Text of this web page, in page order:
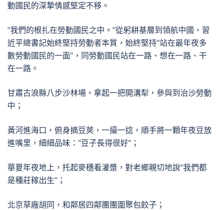
動國民的深摯情感堅定不移。
“我們的根扎在勞動國民之中。”從躬耕基層到領航中國，習
近平總書記始終堅持勞動者本質，始終堅持“站在最年夜多
數勞動國民的一面”，同勞動國民站在一路、想在一路、干
在一路。
甘肅古浪縣八步沙林場，拿起一把開溝犁，參與到治沙勞動
中；
黃河進海口，俯身摘豆莢，一撮一捻，順手將一顆年夜豆放
進嘴里，細細品味：“豆子長得很好”；
華夏年夜地上，托起麥穗看灌漿，對老鄉親切地說“我們都
是種莊稼出生”；
北京草廠胡同，和鄰居四鄰團團圍聚包餃子；